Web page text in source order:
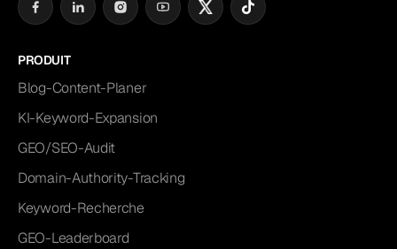
PRODUIT
Blog-Content-Planer
KI-Keyword-Expansion
GEO/SEO-Audit
Domain-Authority-Tracking
Keyword-Recherche
GEO-Leaderboard